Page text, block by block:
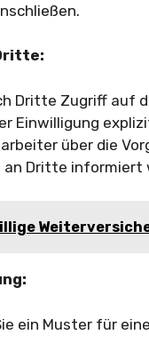
Dritte Zugriff auf
Einwilligung
über die
an Dritte informiert
ein Muster für